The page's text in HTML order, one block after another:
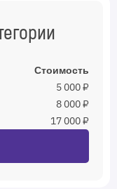
Стоимость
5 000 ₽
8 000 ₽
17 000 ₽